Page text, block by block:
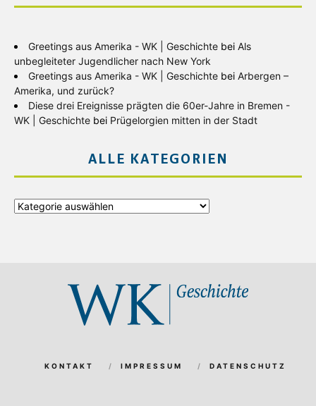
Greetings aus Amerika - WK | Geschichte bei Als
unbegleiteter Jugendlicher nach New York
Greetings aus Amerika - WK | Geschichte bei Arbergen –
Amerika, und zurück?
Diese drei Ereignisse prägten die 60er-Jahre in Bremen -
WK | Geschichte bei Prügelorgien mitten in der Stadt
ALLE KATEGORIEN
Alle
KONTAKT IMPRESSUM DATENSCHUTZ